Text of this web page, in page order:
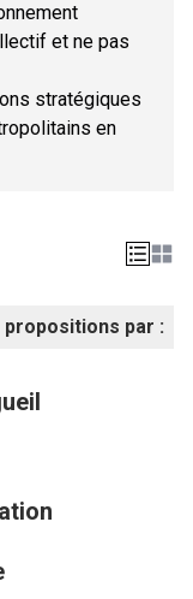
et ne pas
stratégiques
en
par :